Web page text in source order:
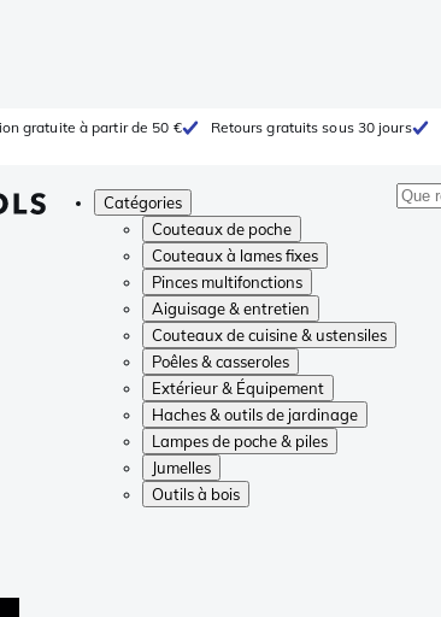
gratuite à partir de 50 € Retours gratuits sous 30 jours
Catégories
Couteaux de poche
Couteaux à lames fixes
Pinces multifonctions
Aiguisage & entretien
Couteaux de cuisine & ustensiles
Poêles & casseroles
Extérieur & Équipement
Haches & outils de jardinage
Lampes de poche & piles
Jumelles
Outils à bois